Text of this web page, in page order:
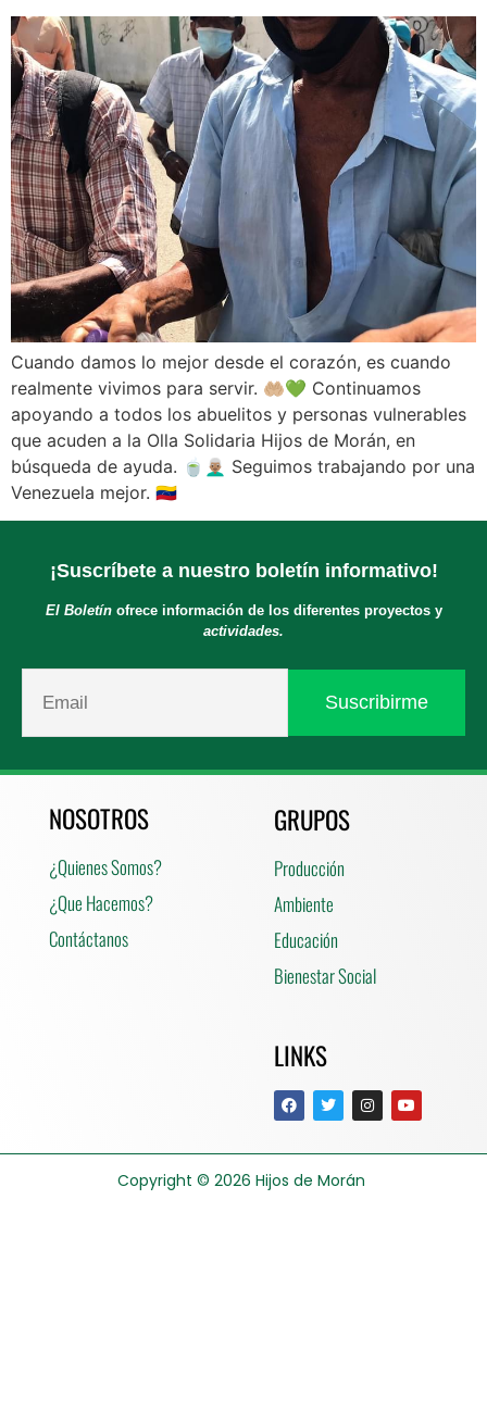
Cuando damos lo mejor desde el corazón, es cuando
realmente vivimos para servir. 🤲🏼💚 Continuamos
apoyando a todos los abuelitos y personas vulnerables
que acuden a la Olla Solidaria Hijos de Morán, en
búsqueda de ayuda. 🍵👨🏽‍🦳 Seguimos trabajando por una
Venezuela mejor. 🇻🇪
¡Suscríbete a nuestro boletín informativo!
El Boletínofrece información de los diferentes proyectos y
actividades.
NOSOTROS
¿Quienes Somos?
¿Que Hacemos?
Contáctanos
GRUPOS
Producción
Ambiente
Educación
Bienestar Social
LINKS
Copyright © 2026 Hijos de Morán